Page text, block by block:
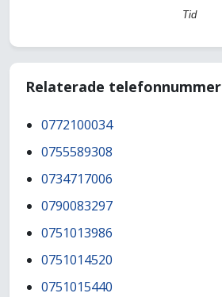
Tid
Relaterade telefonnummer
0772100034
0755589308
0734717006
0790083297
0751013986
0751014520
0751015440